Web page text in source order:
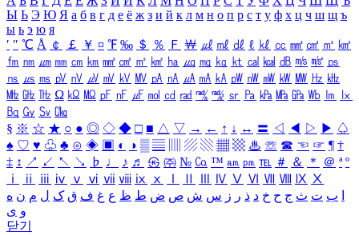
Ы Ь Э Ю Я а б в г д е ё ж з и й к л м н о п р с т у ф х ц ч ш щ ъ
ы ь э ю я
′ ″ ℃ Å ￠ ￡ ￥ ¤ ℉ ‰ ＄ ％ Ｆ ￦ ㎕ ㎖ ㎗ ℓ ㎘ ㏄ ㎣ ㎤ ㎥ ㎦
㎙ ㎚ ㎛ ㎜ ㎝ ㎞ ㎟ ㎠ ㎡ ㎢ ㏊ ㎍ ㎎ ㎏ ㏏ ㎈ ㎉ ㏈ ㎧ ㎨ ㎰
㎱ ㎲ ㎳ ㎴ ㎵ ㎶ ㎷ ㎸ ㎹ ㎀ ㎁ ㎂ ㎃ ㎄ ㎺ ㎻ ㎽ ㎾ ㎿ ㎐ ㎑
㎒ ㎓ ㎔ Ω ㏀ ㏁ ㎊ ㎋ ㎌ ㏖ ㏅ ㎭ ㎮ ㎯ ㏛ ㎩ ㎪ ㎫ ㎬ ㏝ ㏐
㏓
㏃ ㏉ ㏜ ㏆
§ ※ ☆ ★ ○ ● ◎ ◇ ◆ □ ■ △ ▽ → ← ↑ ↓ ↔ 〓 ◁ ◀ ▷ ▶ ♤
♠ ♡ ♥ ♧ ♣ ⊙ ◈ ▣ ◐ ◑ ▒ ▤ ▨ ▧ ▦ ▩ ♨ ☏ ☎ ☜ ☞ ¶ †
‡ ↕ ↗ ↙ ↖ ↘ ♭ ♩ ♪ ♬ ㉿ ㈜ № ㏇ ™ ㏂ ㏘ ℡ ＃ ＆ ＊ ＠ ª º
ⅰ
ⅱ ⅲ ⅳ ⅴ ⅵ ⅶ ⅷ ⅸ ⅹ Ⅳ Ⅴ Ⅵ Ⅶ Ⅷ Ⅸ Ⅹ
ب ت ث ج ح خ د ذ ر ز س ش ص ض ط ظ ع غ ف ق ک ل م ن ه
و ی
닫기